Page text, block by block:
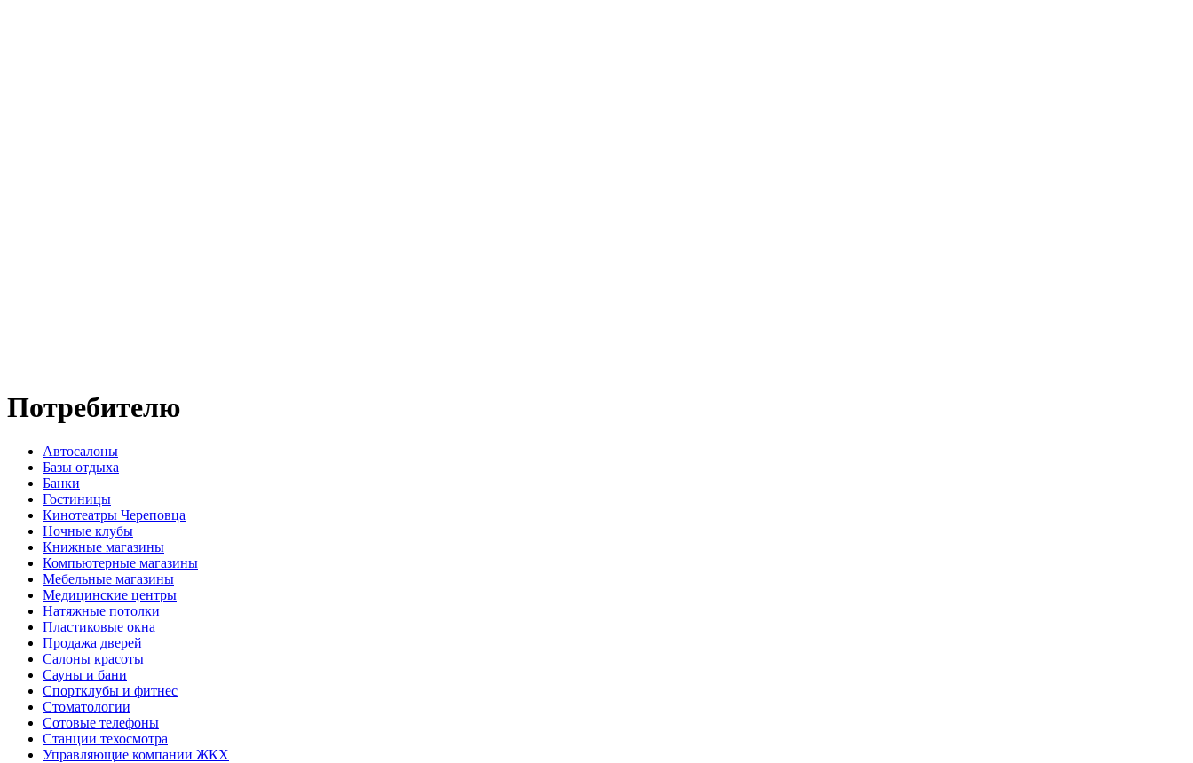
Потребителю
Автосалоны
Базы отдыха
Банки
Гостиницы
Кинотеатры Череповца
Ночные клубы
Книжные магазины
Компьютерные магазины
Мебельные магазины
Медицинские центры
Натяжные потолки
Пластиковые окна
Продажа дверей
Салоны красоты
Сауны и бани
Спортклубы и фитнес
Стоматологии
Сотовые телефоны
Станции техосмотра
Управляющие компании ЖКХ